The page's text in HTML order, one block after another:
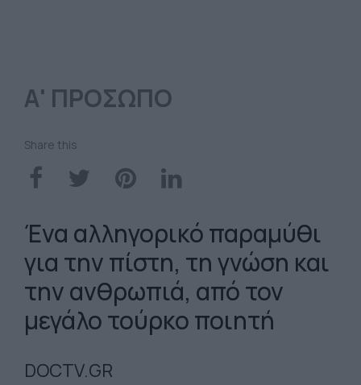
Α' ΠΡΟΣΩΠΟ
Share this
Ένα αλληγορικό παραμύθι
για την πίστη, τη γνώση και
την ανθρωπιά, από τον
μεγάλο τούρκο ποιητή
DOCTV.GR